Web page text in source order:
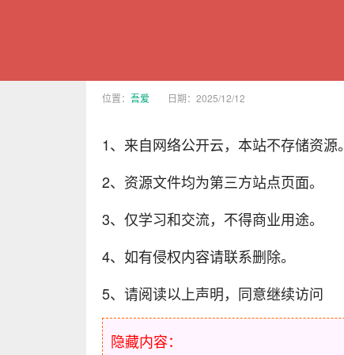
位置： 吾爱 日期：2025/12/12
1、来自网络公开云，本站不存储资源。
2、资源文件均为第三方站点页面。
3、仅学习和交流，不得商业用途。
4、如有侵权内容请联系删除。
5、请阅读以上声明，同意继续访问
隐藏内容：